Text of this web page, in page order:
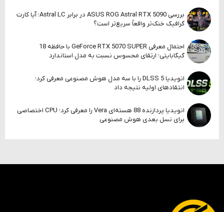
بررسی ASUS ROG Astral RTX 5090 در برابر Astral LC؛ آیا کارت
گرافیک خنک‌تر واقعاً سریع‌تر است؟
احتمال معرفی GeForce RTX 5070 SUPER با حافظه 18
گیگابایتی؛ ارتقای محسوس نسبت به مدل استاندارد
انویدیا DLSS 5 را با سه مدل هوش مصنوعی معرفی کرد؛
انتقادهای اولیه نتیجه داد
انویدیا پردازنده 88 هسته‌ای Vera را معرفی کرد؛ CPU اختصاصی
برای نسل بعدی هوش مصنوعی